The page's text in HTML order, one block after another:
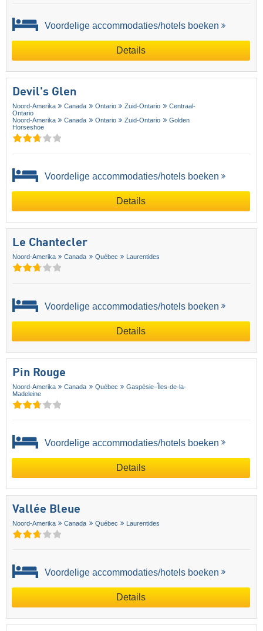
Voordelige accommodaties/hotels boeken
Details
Devil's Glen
Noord-Amerika Canada Ontario Zuid-Ontario
Centraal-
Ontario
Noord-Amerika
Canada Ontario Zuid-Ontario
Golden
Horseshoe
Voordelige accommodaties/hotels boeken
Details
Le Chantecler
Noord-Amerika Canada Québec Laurentides
Voordelige accommodaties/hotels boeken
Details
Pin Rouge
Noord-Amerika Canada Québec
Gaspésie–Îles-de-la-
Madeleine
Voordelige accommodaties/hotels boeken
Details
Vallée Bleue
Noord-Amerika Canada Québec Laurentides
Voordelige accommodaties/hotels boeken
Details